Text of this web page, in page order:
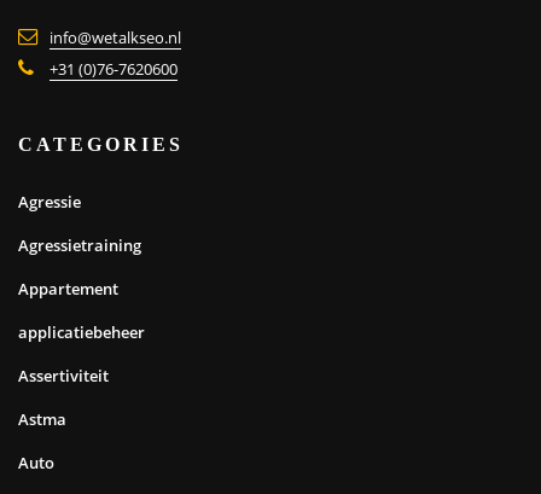
info@wetalkseo.nl
+31 (0)76-7620600
CATEGORIES
Agressie
Agressietraining
Appartement
applicatiebeheer
Assertiviteit
Astma
Auto